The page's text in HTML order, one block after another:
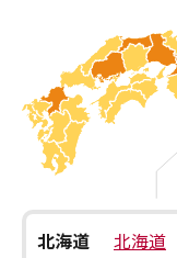
北海道 北海道